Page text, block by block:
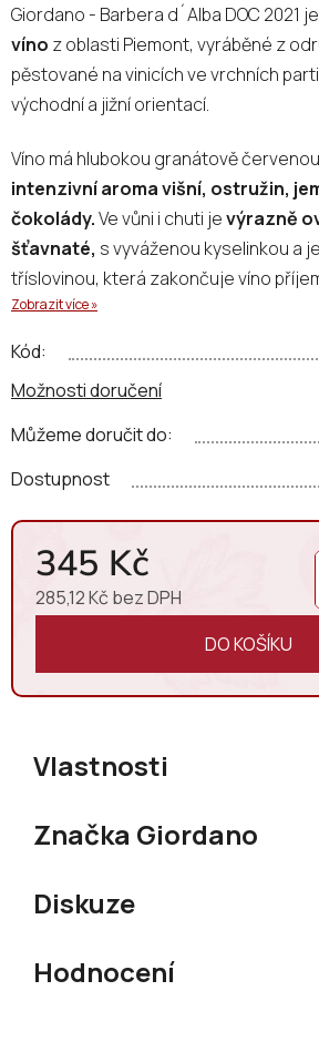
Giordano - Barbera d´Alba DOC 2021 je
víno z oblasti Piemont, vyráběné z
pěstované na vinicích ve vrchních
východní a jižní orientací.
Víno má hlubokou granátově
intenzivní aroma višní, ostružin,
čokolády.Ve vůni i chuti jevýrazně
šťavnaté, s vyváženou kyselinkou a
tříslovinou, která zakončuje víno
dojmem.
Zobrazit více »
Dostupnost
Můžeme doručit do:
Možnosti doručení
Kód:
345 Kč
285,12 Kč bez DPH
DO KOŠÍKU
Vlastnosti
Značka Giordano
Diskuze
Hodnocení